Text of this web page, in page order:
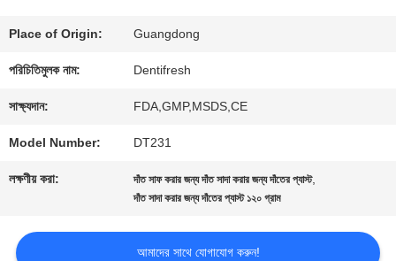
ভ্রমণ
যোগাযোগ
করুন
Place of Origin: Guangdong
পরিচিতিমুলক নাম: Dentifresh
সাক্ষ্যদান: FDA,GMP,MSDS,CE
Model Number: DT231
লক্ষণীয় করা: দাঁত সাফ করার জন্য দাঁত সাদা করার জন্য দাঁতের প্যাস্ট,
দাঁত সাদা করার জন্য দাঁতের প্যাস্ট ১২০ গ্রাম
আমাদের সাথে যোগাযোগ করুন!